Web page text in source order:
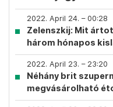
2022. April 24. – 00:28
Zelenszkij: Mit
három hónapos
2022. April 23. – 23:20
Néhány brit
megvásárolható